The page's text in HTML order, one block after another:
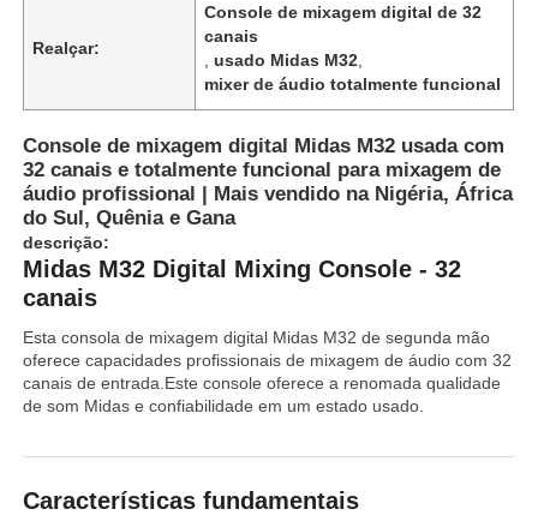
Realçar:
Console de mixagem digital de 32
canais
,usado Midas M32
mixer de áudio totalmente funcional
Console de mixagem digital Midas M32 usada com
32 canais e totalmente funcional para mixagem de
áudio profissional | Mais vendido na Nigéria, África
do Sul, Quênia e Gana
descrição:
Midas M32 Digital Mixing Console - 32
canais
Esta consola de mixagem digital Midas M32 de segunda mão
oferece capacidades profissionais de mixagem de áudio com 32
canais de entrada.Este console oferece a renomada qualidade
de som Midas e confiabilidade em um estado usado.
Características fundamentais